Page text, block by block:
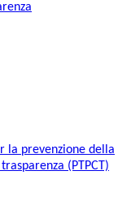
la prevenzione della
(PTPCT)